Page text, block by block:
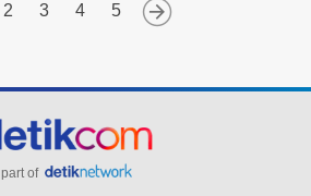
2 3 4 5
part of